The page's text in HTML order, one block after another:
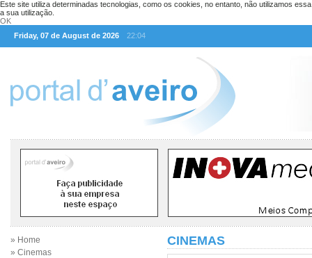
Este site utiliza determinadas tecnologias, como os cookies, no entanto, não utilizamos
a sua utilização.
OK
Friday, 07 de August de 2026
22:04
» Home
» Cinemas
CINEMAS